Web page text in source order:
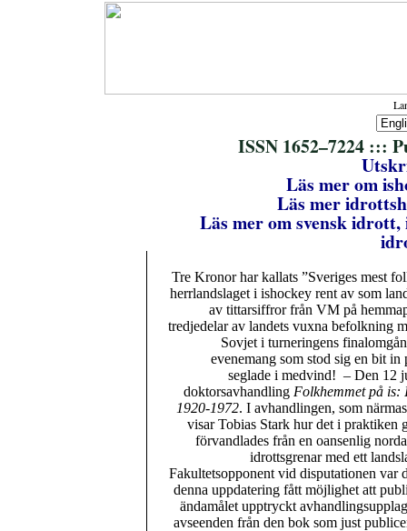
ISSN 1652–7224 :::
Läs mer om
Läs mer
Läs mer om svensk
Tre Kronor har kallats ”Sveriges mest
herrlandslaget i ishockey rent av som
av tittarsiffror från VM på
tredjedelar av landets vuxna befolkning
Sovjet i turneringens
evenemang som stod sig en bit in
seglade i medvind! – Den 12
doktorsavhandling Folkhemmet på is:
1920-1972. I avhandlingen, som
visar Tobias Stark hur det i
förvandlades från en oansenlig
idrottsgrenar med ett
Fakultetsopponent vid disputationen
denna uppdatering fått möjlighet att
ändamålet upptryckt
avseenden från den bok som just